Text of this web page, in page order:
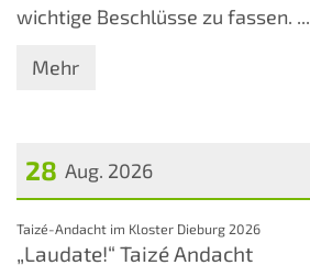
wichtige Beschlüsse zu fassen. ...
Mehr
28 Aug. 2026
Datum: 28. August 2026
Taizé-Andacht im Kloster Dieburg 2026:
„Laudate!“ Taizé Andacht